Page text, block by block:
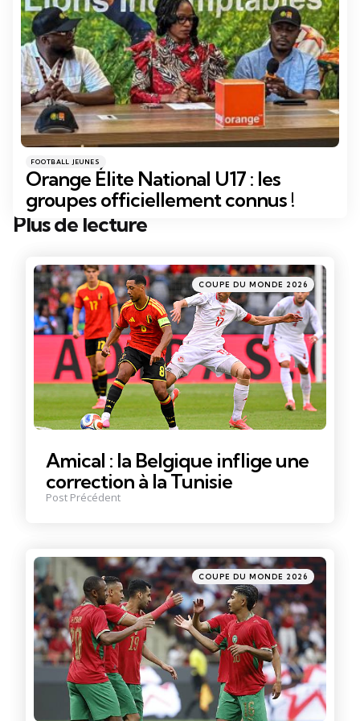
Catégories
Posté
dans
FOOTBALL JEUNES
Orange Élite National U17 : les
groupes officiellement connus !
Plus de lecture
Post
Posté
dans
COUPE DU MONDE 2026
Amical : la Belgique inflige une
correction à la Tunisie
Post Précédent
Posté
dans
COUPE DU MONDE 2026